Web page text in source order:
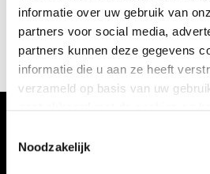
informatie over uw gebruik van
partners voor social media,
partners kunnen deze gegevens
informatie die u aan ze heeft
verzameld op basis van uw
Noodzakelijk
bij Noord-Holland. Hoe zit dat? En wat
maken met de plannen van de nazi’s?
VERHALEN